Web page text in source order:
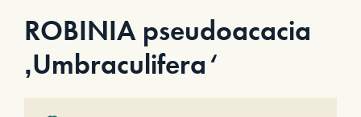
ROBINIA pseudoacacia
‚Umbraculifera‘